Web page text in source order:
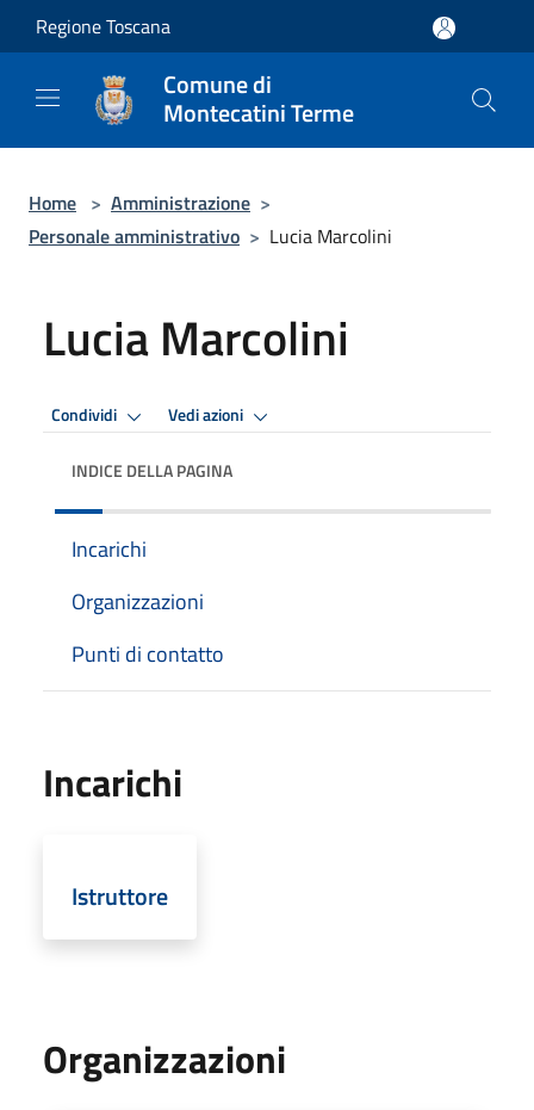
Salta al contenuto principale
Regione Toscana
Comune di
Montecatini Terme
Home > Amministrazione >
Personale amministrativo > Lucia Marcolini
Lucia Marcolini
Condividi Vedi azioni
INDICE DELLA PAGINA
Incarichi
Organizzazioni
Punti di contatto
Incarichi
Istruttore
Organizzazioni